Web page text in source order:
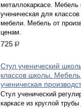
металлокаркасе. Мебель
ученическая для
мебели. Мебель от
ценам.
725 р.
Стул ученический
классов школы.
ученическая
Стул ученический
каркасе из круглой